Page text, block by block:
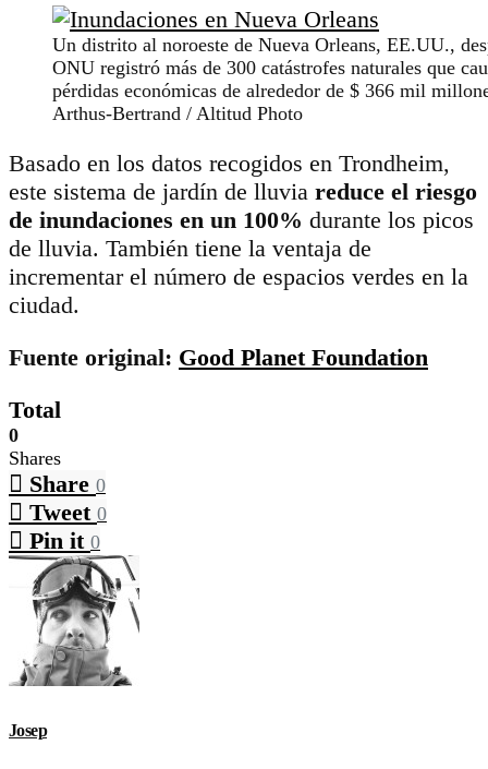
Un distrito al noroeste de Nueva Orleans, EE.UU.,
ONU registró más de 300 catástrofes naturales que
pérdidas económicas de alrededor de $ 366 mil
Arthus-Bertrand / Altitud Photo
Basado en los datos recogidos en Trondheim,
este sistema de jardín de lluvia reduce el riesgo
de inundaciones en un 100% durante los picos
de lluvia. También tiene la ventaja de
incrementar el número de espacios verdes en la
ciudad.
Fuente original: Good Planet Foundation
Total
0
Shares
Share 0
Tweet 0
Pin it 0
Josep